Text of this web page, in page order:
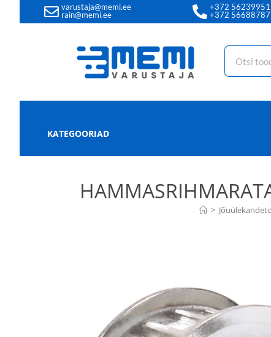
varustaja@memi.ee
rain@memi.ee
+372 56239951
+372 56688787
KATEGOORIAD
>